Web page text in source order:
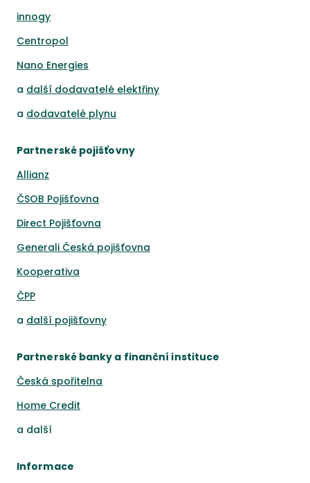
innogy
Centropol
Nano Energies
a další dodavatelé elektřiny
a dodavatelé plynu
Partnerské pojišťovny
Allianz
ČSOB Pojišťovna
Direct Pojišťovna
Generali Česká pojišťovna
Kooperativa
ČPP
a další pojišťovny
Partnerské banky a finanční instituce
Česká spořitelna
Home Credit
a další
Informace